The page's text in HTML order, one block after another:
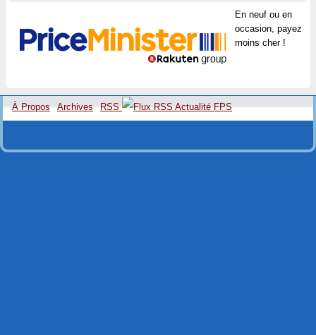
En neuf ou en
occasion, payez
moins cher !
À Propos Archives RSS